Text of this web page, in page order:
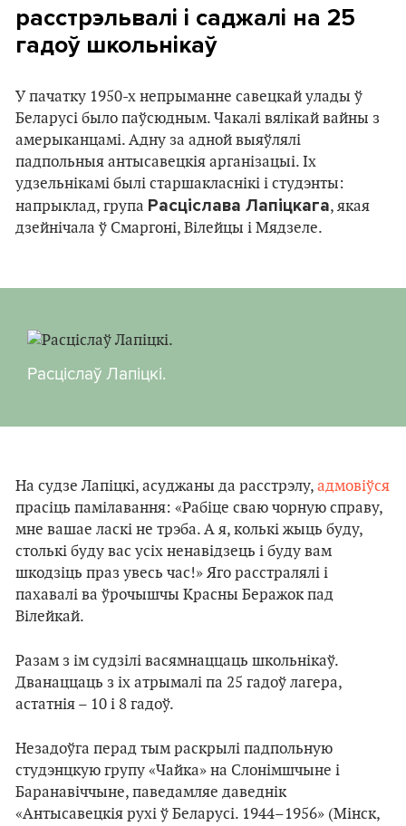
расстрэльвалі і саджалі на 25
гадоў школьнікаў
У пачатку 1950-х непрыманне савецкай улады ў
Беларусі было паўсюдным. Чакалі вялікай вайны з
амерыканцамі. Адну за адной выяўлялі
падпольныя антысавецкія арганізацыі. Іх
удзельнікамі былі старшакласнікі і студэнты:
напрыклад, група Расціслава Лапіцкага, якая
дзейнічала ў Смаргоні, Вілейцы і Мядзеле.
Расціслаў Лапіцкі.
На судзе Лапіцкі, асуджаны да расстрэлу, адмовіўся
прасіць памілавання: «Рабіце сваю чорную справу,
мне вашае ласкі не трэба. А я, колькі жыць буду,
столькі буду вас усіх ненавідзець і буду вам
шкодзіць праз увесь час!» Яго расстралялі і
пахавалі ва ўрочышчы Красны Беражок пад
Вілейкай.
Разам з ім судзілі васямнаццаць школьнікаў.
Дванаццаць з іх атрымалі па 25 гадоў лагера,
астатнія – 10 і 8 гадоў.
Незадоўга перад тым раскрылі падпольную
студэнцкую групу «Чайка» на Слонімшчыне і
Баранавіччыне, паведамляе даведнік
«Антысавецкія рухі ў Беларусі. 1944–1956» (Мінск,